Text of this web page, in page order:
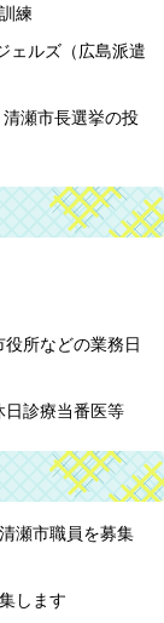
練
ルズ（広島派遣
瀬市長選挙の投
所などの業務日
日診療当番医等
瀬市職員を募集
します